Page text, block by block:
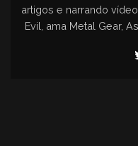
artigos e narrando
Evil, ama Metal Gear,